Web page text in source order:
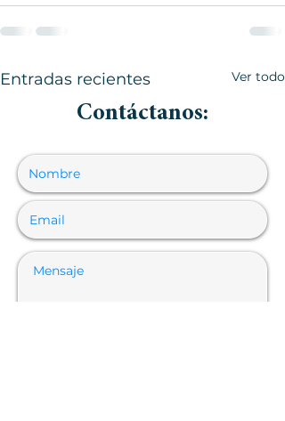
Entradas recientes Ver todo
Contáctanos: